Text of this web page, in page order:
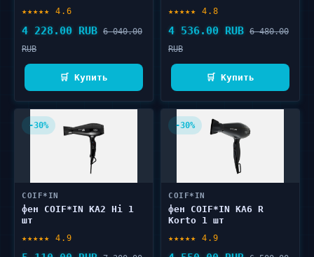
★★★★★ 4.6
4 228.00 RUB 6 040.00
RUB
🛒 Купить
★★★★★ 4.8
4 536.00 RUB 6 480.00
RUB
🛒 Купить
-30%
COIF*IN
фен COIF*IN КА2 Hi 1
шт
★★★★★ 4.9
-30%
COIF*IN
фен COIF*IN КА6 R
Korto 1 шт
★★★★★ 4.9